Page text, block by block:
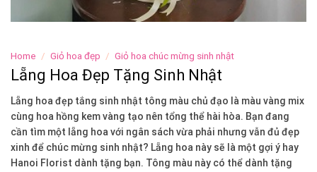
Home / Giỏ hoa đẹp / Giỏ hoa chúc mừng sinh nhật
Lẵng Hoa Đẹp Tặng Sinh Nhật
Lẵng hoa đẹp tắng sinh nhật tông màu chủ đạo là màu vàng mix
cùng hoa hồng kem vàng tạo nên tổng thể hài hòa. Bạn đang
cần tìm một lẵng hoa với ngân sách vừa phải nhưng vẫn đủ đẹp
xinh để chúc mừng sinh nhật? Lẵng hoa này sẽ là một gợi ý hay
Hanoi Florist dành tặng bạn. Tông màu này có thể dành tặng